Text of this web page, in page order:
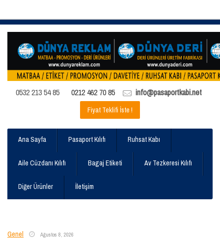
0532 213 54 85 0212 462 70 85 info@pasaportkabi.net
Fiyat Teklifi İste !
Ana Sayfa Pasaport Kılıfı Ruhsat Kabı
Aile Cüzdanı Kılıfı Bagaj Etiketi Av Tezkeresi Kılıfı
Diğer Ürünler İletişim
Genel Ağustos 8, 2026